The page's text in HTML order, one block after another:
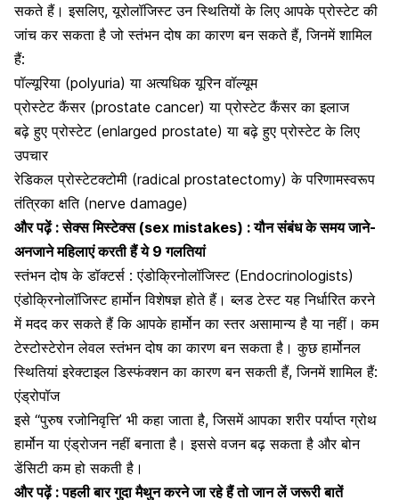
सकते हैं। इसलिए, यूरोलॉजिस्ट उन स्थितियों के लिए आपके प्रोस्टेट की
जांच कर सकता है जो स्तंभन दोष का कारण बन सकते हैं, जिनमें शामिल
हैं:
पॉल्यूरिया (polyuria) या अत्यधिक यूरिन वॉल्यूम
प्रोस्टेट कैंसर (prostate cancer) या प्रोस्टेट कैंसर का इलाज
बढ़े हुए प्रोस्टेट (enlarged prostate) या बढ़े हुए प्रोस्टेट के लिए
उपचार
रेडिकल प्रोस्टेटक्टोमी (radical prostatectomy) के परिणामस्वरूप
तंत्रिका क्षति (nerve damage)
और पढ़ें :सेक्स मिस्टेक्स (sex mistakes) : यौन संबंध के समय जाने-
अनजाने महिलाएं करती हैं ये 9 गलतियां
स्तंभन दोष के डॉक्टर्स : एंडोक्रिनोलॉजिस्ट (Endocrinologists)
एंडोक्रिनोलॉजिस्ट हार्मोन विशेषज्ञ होते हैं। ब्लड टेस्ट यह निर्धारित करने
में मदद कर सकते हैं कि आपके हार्मोन का स्तर असामान्य है या नहीं। कम
टेस्टोस्टेरोन लेवल स्तंभन दोष का कारण बन सकता है। कुछ हार्मोनल
स्थितियां इरेक्टाइल डिस्फंक्शन का कारण बन सकती हैं, जिनमें शामिल हैं:
एंड्रोपॉज
इसे “पुरुष रजोनिवृत्ति’ भी कहा जाता है, जिसमें आपका शरीर पर्याप्त ग्रोथ
हार्मोन या एंड्रोजन नहीं बनाता है। इससे वजन बढ़ सकता है और बोन
डेंसिटी कम हो सकती है।
और पढ़ें :पहली बार गुदा मैथुन करने जा रहे हैं तो जान लें जरूरी बातें